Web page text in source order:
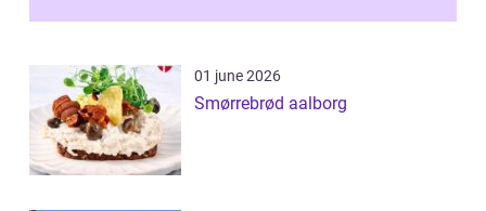
01 june 2026
Smørrebrød aalborg